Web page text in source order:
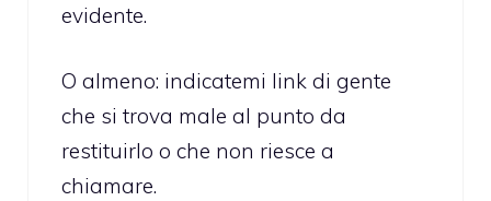
evidente.
O almeno: indicatemi link di gente
che si trova male al punto da
restituirlo o che non riesce a
chiamare.